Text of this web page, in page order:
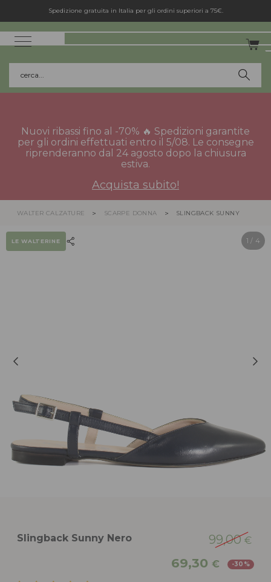
Spedizione gratuita in Italia per gli ordini superiori a 75€.
cerca...
Nuovi ribassi fino al -70% 🔥 Spedizioni garantite
per gli ordini effettuati entro il 5/08. Le consegne
riprenderanno dal 24 agosto dopo la chiusura
estiva.
Acquista subito!
WALTER CALZATURE SCARPE DONNA SLINGBACK SUNNY
1 / 4
LE WALTERINE
Slingback Sunny Nero 99,00€
prezzo
69,30 € -30%